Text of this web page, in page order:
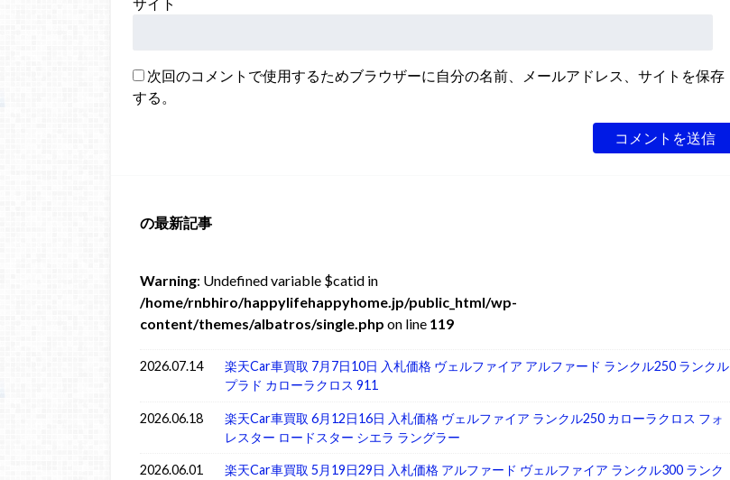
次回のコメントで使用するためブラウザーに自分の名前、メールアドレス、サイトを保存
する。
の最新記事
Warning: Undefined variable $catid in
/home/rnbhiro/happylifehappyhome.jp/public_html/wp-
content/themes/albatros/single.php on line 119
2026.07.14
楽天Car車買取 7月7日10日 入札価格 ヴェルファイア アルファード ランクル250 ランクル
プラド カローラクロス 911
2026.06.18
楽天Car車買取 6月12日16日 入札価格 ヴェルファイア ランクル250 カローラクロス フォ
レスター ロードスター シエラ ラングラー
2026.06.01
楽天Car車買取 5月19日29日 入札価格 アルファード ヴェルファイア ランクル300 ランク